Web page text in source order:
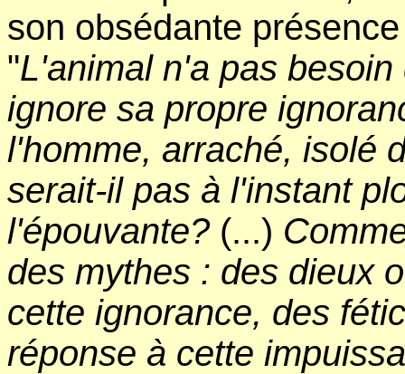
son obsédante
"L'animal n'a pas
ignore sa propre
l'homme, arraché, isolé
serait-il pas à l'instant
l'épouvante? (...)
des mythes : des dieux
cette ignorance, des
réponse à cette